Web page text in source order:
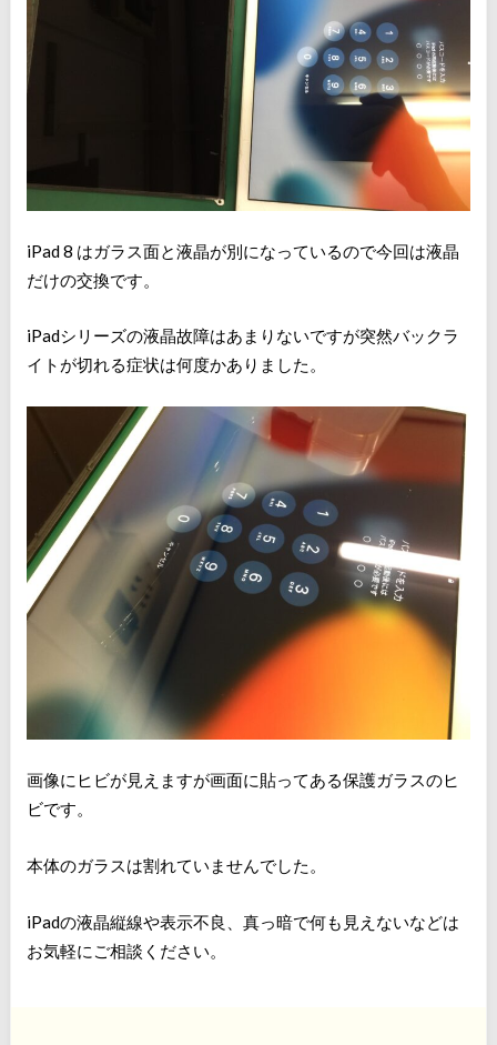
iPad 8 はガラス面と液晶が別になっているので今回は液晶
だけの交換です。
iPadシリーズの液晶故障はあまりないですが突然バックラ
イトが切れる症状は何度かありました。
画像にヒビが見えますが画面に貼ってある保護ガラスのヒ
ビです。
本体のガラスは割れていませんでした。
iPadの液晶縦線や表示不良、真っ暗で何も見えないなどは
お気軽にご相談ください。